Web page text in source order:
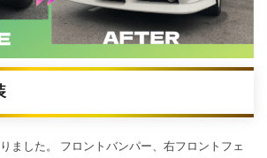
ました。 フロントバンパー、右フロントフェ